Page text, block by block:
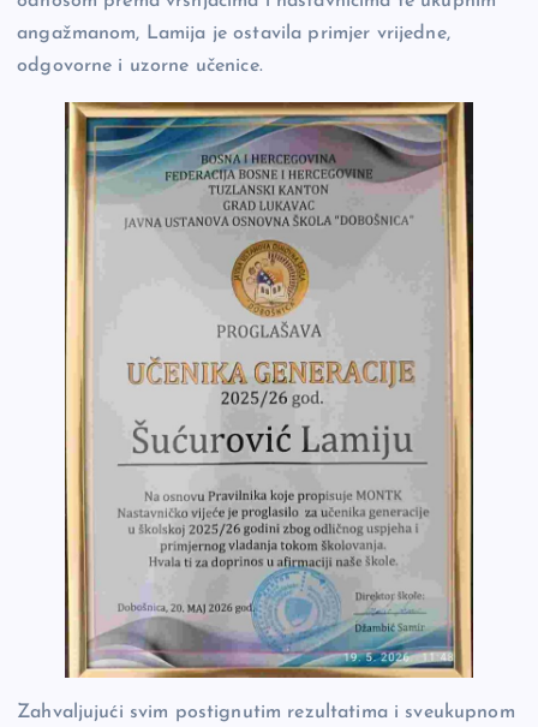
angažmanom, Lamija je ostavila primjer vrijedne,
odgovorne i uzorne učenice.
Zahvaljujući svim postignutim rezultatima i sveukupnom